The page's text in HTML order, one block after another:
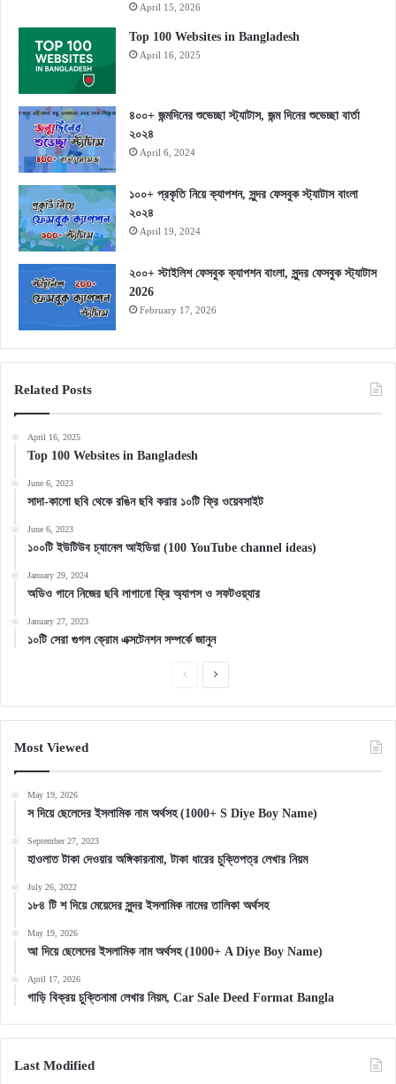
April 15, 2026
Top 100 Websites in Bangladesh
April 16, 2025
৪০০+ জন্মদিনের শুভেচ্ছা স্ট্যাটাস, জন্ম দিনের শুভেচ্ছা বার্তা
২০২৪
April 6, 2024
১০০+ প্রকৃতি নিয়ে ক্যাপশন, সুন্দর ফেসবুক স্ট্যাটাস বাংলা
২০২৪
April 19, 2024
২০০+ স্টাইলিশ ফেসবুক ক্যাপশন বাংলা, সুন্দর ফেসবুক স্ট্যাটাস
2026
February 17, 2026
Related Posts
April 16, 2025
Top 100 Websites in Bangladesh
June 6, 2023
সাদা-কালো ছবি থেকে রঙিন ছবি করার ১০টি ফ্রি ওয়েবসাইট
June 6, 2023
১০০টি ইউটিউব চ্যানেল আইডিয়া (100 YouTube channel ideas)
January 29, 2024
অডিও গানে নিজের ছবি লাগানো ফ্রি অ্যাপস ও সফটওয়্যার
January 27, 2023
১০টি সেরা গুগল ক্রোম এক্সটেনশন সম্পর্কে জানুন
PreviousNext
Most Viewed
May 19, 2026
স দিয়ে ছেলেদের ইসলামিক নাম অর্থসহ (1000+ S Diye Boy Name)
September 27, 2023
হাওলাত টাকা দেওয়ার অঙ্গিকারনামা, টাকা ধারের চুক্তিপত্র লেখার নিয়ম
July 26, 2022
১৮৪ টি শ দিয়ে মেয়েদের সুন্দর ইসলামিক নামের তালিকা অর্থসহ
May 19, 2026
আ দিয়ে ছেলেদের ইসলামিক নাম অর্থসহ (1000+ A Diye Boy Name)
April 17, 2026
গাড়ি বিক্রয় চুক্তিনামা লেখার নিয়ম, Car Sale Deed Format Bangla
Last Modified